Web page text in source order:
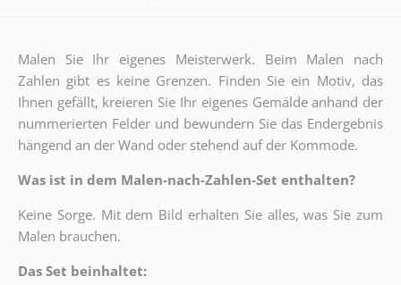
Malen Sie Ihr eigenes Meisterwerk. Beim Malen nach
Zahlen gibt es keine Grenzen. Finden Sie ein Motiv, das
Ihnen gefällt, kreieren Sie Ihr eigenes Gemälde anhand der
nummerierten Felder und bewundern Sie das Endergebnis
hängend an der Wand oder stehend auf der Kommode.
Was ist in dem Malen-nach-Zahlen-Set enthalten?
Keine Sorge. Mit dem Bild erhalten Sie alles, was Sie zum
Malen brauchen.
Das Set beinhaltet: